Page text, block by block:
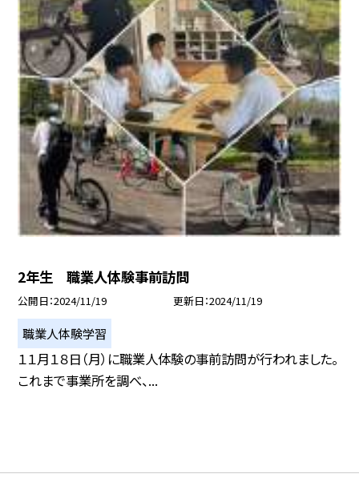
2年生 職業人体験事前訪問
公開日 2024/11/19 更新日 2024/11/19
職業人体験学習
１１月１８日（月）に職業人体験の事前訪問が行われました。
これまで事業所を調べ、...